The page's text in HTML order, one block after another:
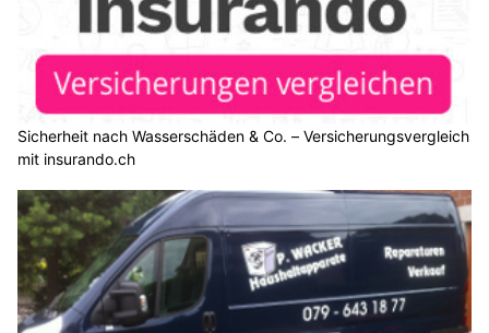
Sicherheit nach Wasserschäden & Co. – Versicherungsvergleich
mit insurando.ch